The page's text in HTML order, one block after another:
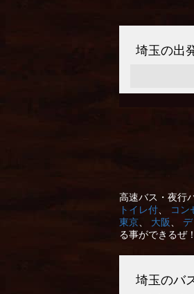
埼玉の出
高速バス・夜行
トイレ付、 コン
東京、 大阪 、
る事ができるぜ
埼玉のバ